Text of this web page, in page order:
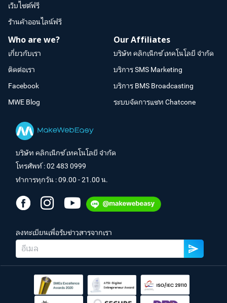
เว็บไซต์ฟรี
ร้านค้าออนไลน์ฟรี
Who are we?
เกี่ยวกับเรา
ติดต่อเรา
Facebook
MWE Blog
Our Affiliates
บริษัท คลิกเน็กซ์ เทคโนโลยี จำกัด
บริการ SMS Marketing
บริการ BMS Broadcasting
ระบบจัดการแชท Chatcone
บริษัท คลิกเน็กซ์ เทคโนโลยี จำกัด
โทรศัพท์ :02 483 0999
ทำการทุกวัน : 09.00 - 21.00 น.
ลงทะเบียนเพื่อรับข่าวสารจากเรา